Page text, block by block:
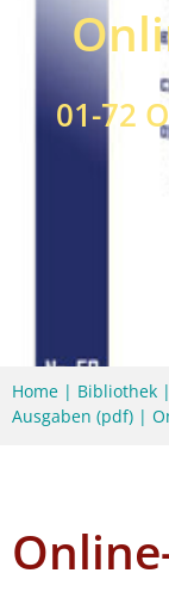
01-72
Home | Bibliothek |
Ausgaben (pdf) |